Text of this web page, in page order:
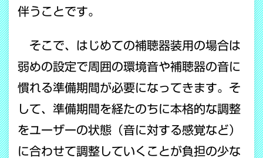
伴うことです。
そこで、はじめての補聴器装用の場合は
弱めの設定で周囲の環境音や補聴器の音に
慣れる準備期間が必要になってきます。そ
して、準備期間を経たのちに本格的な調整
をユーザーの状態（音に対する感覚など）
に合わせて調整していくことが負担の少な